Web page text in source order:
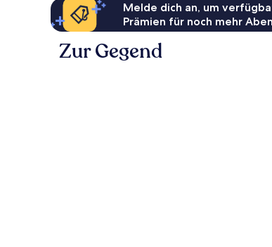
Melde dich an, um
Prämien für noch mehr
Zur Gegend